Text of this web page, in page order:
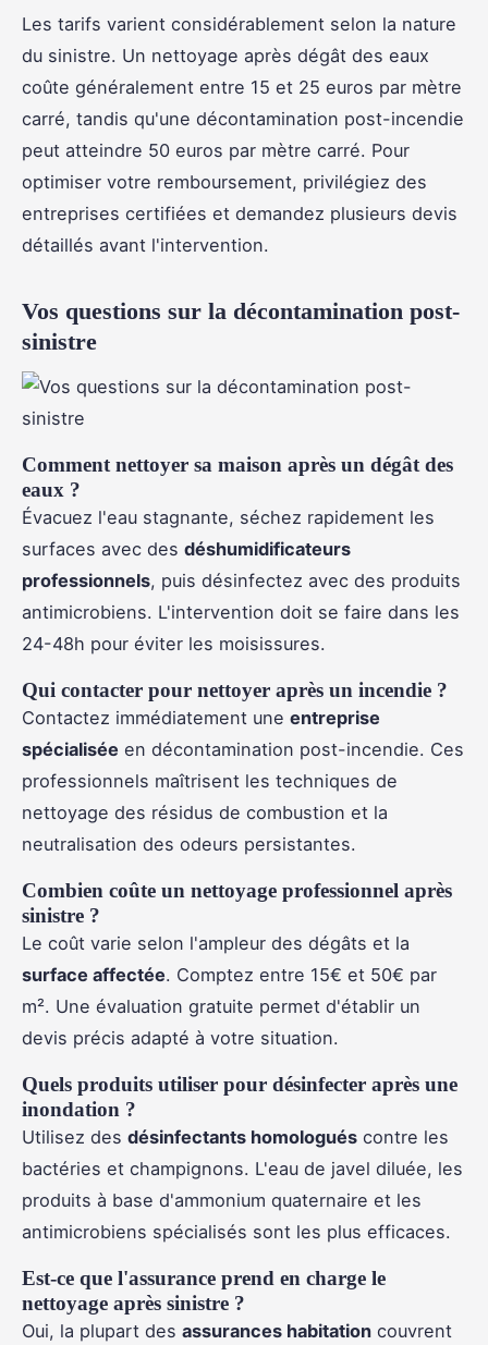
Les tarifs varient considérablement selon la nature
du sinistre. Un nettoyage après dégât des eaux
coûte généralement entre 15 et 25 euros par mètre
carré, tandis qu'une décontamination post-incendie
peut atteindre 50 euros par mètre carré. Pour
optimiser votre remboursement, privilégiez des
entreprises certifiées et demandez plusieurs devis
détaillés avant l'intervention.
Vos questions sur la décontamination post-
sinistre
Comment nettoyer sa maison après un dégât des
eaux ?
Évacuez l'eau stagnante, séchez rapidement les
surfaces avec des déshumidificateurs
professionnels, puis désinfectez avec des produits
antimicrobiens. L'intervention doit se faire dans les
24-48h pour éviter les moisissures.
Qui contacter pour nettoyer après un incendie ?
Contactez immédiatement une entreprise
spécialisée en décontamination post-incendie. Ces
professionnels maîtrisent les techniques de
nettoyage des résidus de combustion et la
neutralisation des odeurs persistantes.
Combien coûte un nettoyage professionnel après
sinistre ?
Le coût varie selon l'ampleur des dégâts et la
surface affectée. Comptez entre 15€ et 50€ par
m². Une évaluation gratuite permet d'établir un
devis précis adapté à votre situation.
Quels produits utiliser pour désinfecter après une
inondation ?
Utilisez des désinfectants homologués contre les
bactéries et champignons. L'eau de javel diluée, les
produits à base d'ammonium quaternaire et les
antimicrobiens spécialisés sont les plus efficaces.
Est-ce que l'assurance prend en charge le
nettoyage après sinistre ?
Oui, la plupart des assurances habitation couvrent